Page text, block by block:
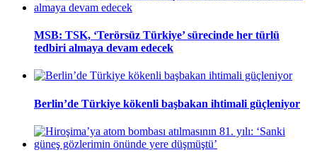
MSB: TSK, ‘Terörsüz Türkiye’ sürecinde her türlü
tedbiri almaya devam edecek
Berlin’de Türkiye kökenli başbakan ihtimali güçleniyor